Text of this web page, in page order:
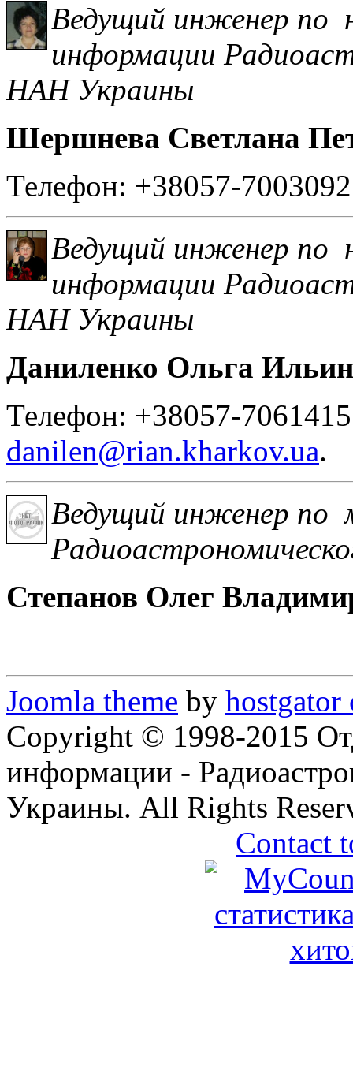
Ведущий инженер по
информации
НАН Украины
Шершнева Светлана
Телефон: +38057-
Ведущий инженер по
информации
НАН Украины
Даниленко Ольга
Телефон: +38057-
danilen@rian.kharkov.ua.
Ведущий инженер по
Степанов Олег
Joomla theme by hostgator
Copyright © 1998-2015
информации -
Украины. All Rights
Contact